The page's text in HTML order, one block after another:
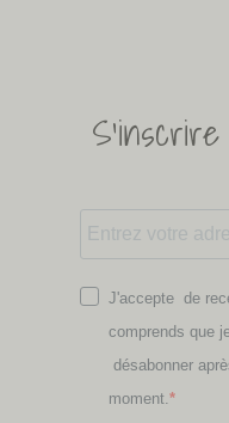
J'accepte de
comprends que
désabonner
moment.